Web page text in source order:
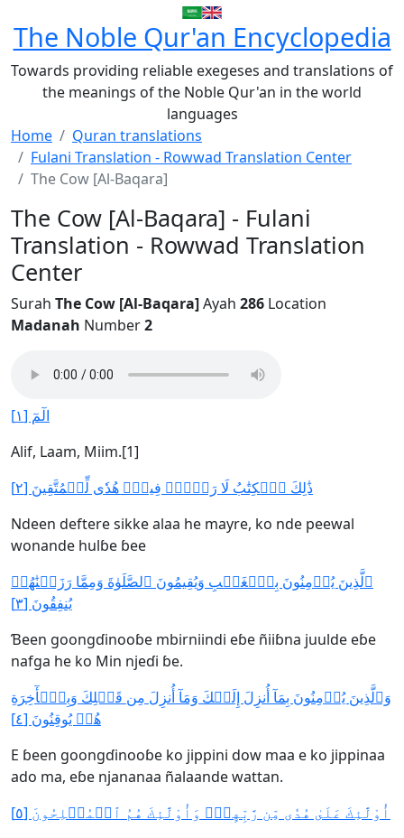
The Noble Qur'an Encyclopedia
Towards providing reliable exegeses and translations of
the meanings of the Noble Qur'an in the world
languages
Home
Quran translations
Fulani Translation - Rowwad Translation Center
The Cow [Al-Baqara]
The Cow [Al-Baqara] - Fulani
Translation - Rowwad Translation
Center
Surah The Cow [Al-Baqara]Ayah 286 Location
Madanah Number2
الٓمٓ [١]
Alif, Laam, Miim.[1]
ذَٰلِكَ ٱلۡكِتَٰبُ لَا رَيۡبَۛ فِيهِۛ هُدٗى لِّلۡمُتَّقِينَ [٢]
Ndeen deftere sikke alaa he mayre, ko nde peewal
wonande hulɓe ɓee
ٱلَّذِينَ يُؤۡمِنُونَ بِٱلۡغَيۡبِ وَيُقِيمُونَ ٱلصَّلَوٰةَ وَمِمَّا رَزَقۡنَٰهُمۡ
يُنفِقُونَ [٣]
Ɓeen goongɗinooɓe mbirniindi eɓe ñiiɓna juulde eɓe
nafga he ko Min njeɗi ɓe.
وَٱلَّذِينَ يُؤۡمِنُونَ بِمَآ أُنزِلَ إِلَيۡكَ وَمَآ أُنزِلَ مِن قَبۡلِكَ وَبِٱلۡأٓخِرَةِ
هُمۡ يُوقِنُونَ [٤]
E ɓeen goongɗinooɓe ko jippini dow maa e ko jippinaa
ado ma, eɓe njananaa ñalaande wattan.
أُوْلَٰٓئِكَ عَلَىٰ هُدٗى مِّن رَّبِّهِمۡۖ وَأُوْلَٰٓئِكَ هُمُ ٱلۡمُفۡلِحُونَ [٥]